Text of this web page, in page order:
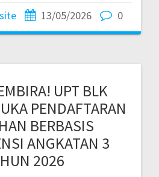
13/05/2026 0
UPT BLK
PENDAFTARAN
BERBASIS
ANGKATAN 3
2026